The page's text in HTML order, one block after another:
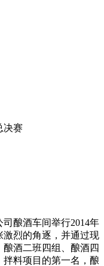
决赛
酿酒车间举行2014年
激烈的角逐，并通过现
酒二班四组、酿酒四
料项目的第一名，酿